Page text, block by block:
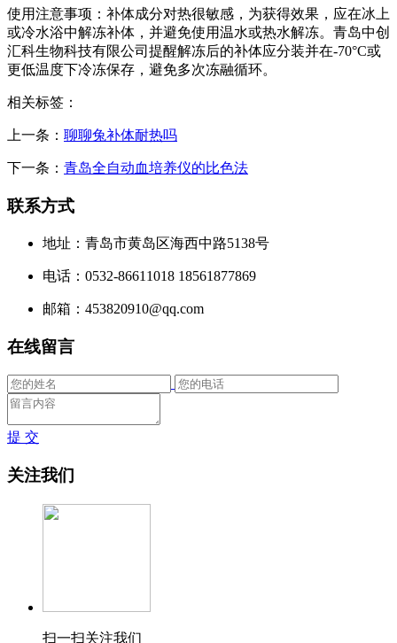
使用注意事项：补体成分对热很敏感，为获得效果，应在冰上
或冷水浴中解冻补体，并避免使用温水或热水解冻。青岛中创
汇科生物科技有限公司提醒解冻后的补体应分装并在-70°C或
更低温度下冷冻保存，避免多次冻融循环。
相关标签：
上一条： 聊聊兔补体耐热吗
下一条： 青岛全自动血培养仪的比色法
联系方式
地址：青岛市黄岛区海西中路5138号
电话：0532-86611018 18561877869
邮箱：453820910@qq.com
在线留言
提 交
关注我们
扫一扫关注我们